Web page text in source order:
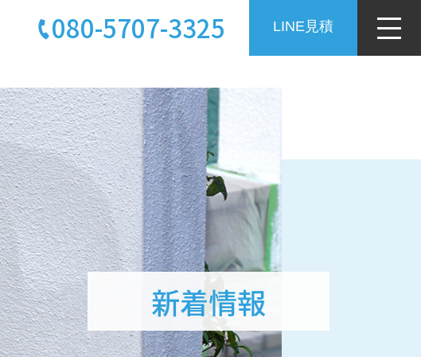
080-5707-3325 LINE見積
新着情報